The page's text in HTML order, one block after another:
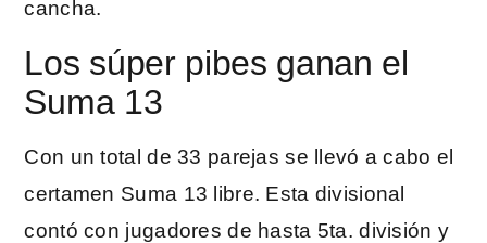
cancha.
Los súper pibes ganan el
Suma 13
Con un total de 33 parejas se llevó a cabo el
certamen Suma 13 libre. Esta divisional
contó con jugadores de hasta 5ta. división y